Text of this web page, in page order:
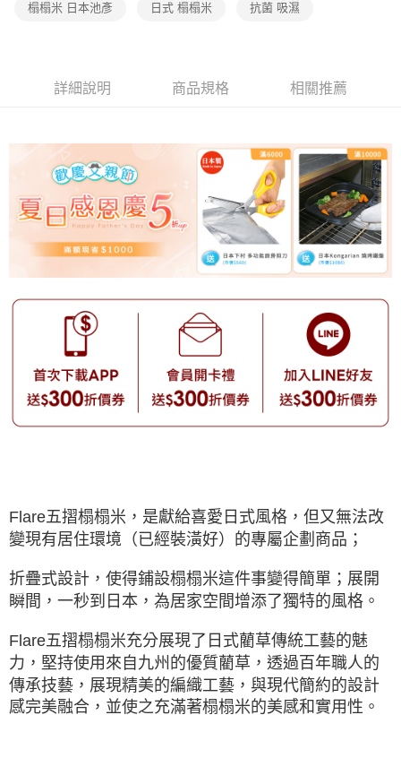
榻榻米 日本池彥 日式 榻榻米 抗菌 吸濕
詳細說明 商品規格 相關推薦
Flare五摺榻榻米，是獻給喜愛日式風格，但又無法改
變現有居住環境（已經裝潢好）的專屬企劃商品；
折疊式設計，使得鋪設榻榻米這件事變得簡單；展開
瞬間，一秒到日本，為居家空間增添了獨特的風格。
Flare五摺榻榻米充分展現了日式藺草傳統工藝的魅
力，堅持使用來自九州的優質藺草，透過百年職人的
傳承技藝，展現精美的編織工藝，與現代簡約的設計
感完美融合，並使之充滿著榻榻米的美感和實用性。